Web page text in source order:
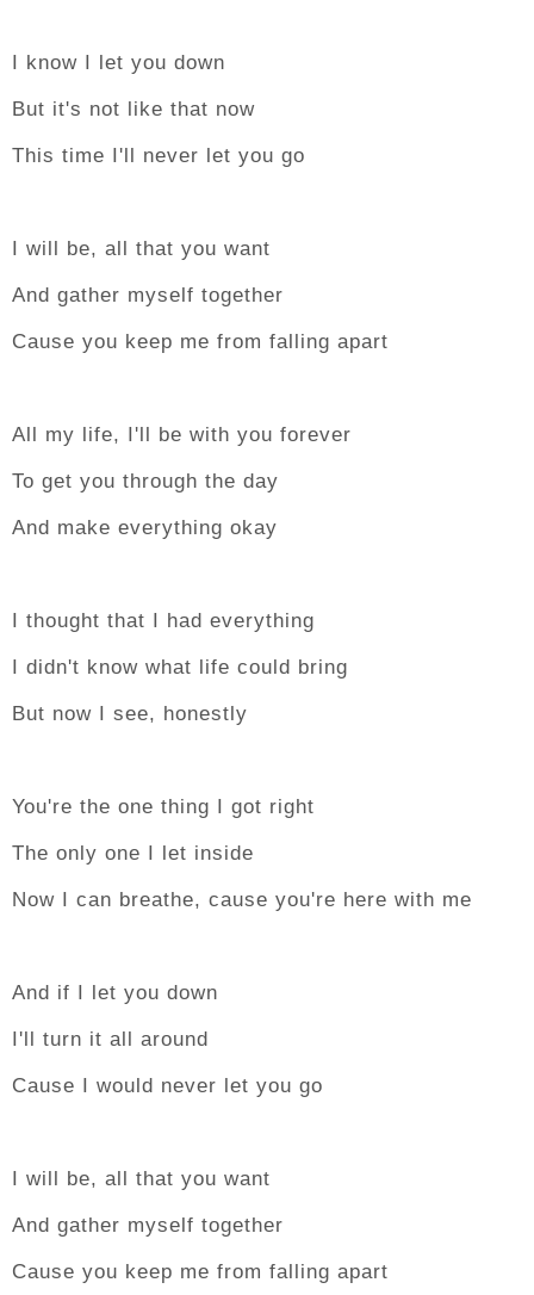
I know I let you down
But it's not like that now
This time I'll never let you go
I will be, all that you want
And gather myself together
Cause you keep me from falling apart
All my life, I'll be with you forever
To get you through the day
And make everything okay
I thought that I had everything
I didn't know what life could bring
But now I see, honestly
You're the one thing I got right
The only one I let inside
Now I can breathe, cause you're here with me
And if I let you down
I'll turn it all around
Cause I would never let you go
I will be, all that you want
And gather myself together
Cause you keep me from falling apart